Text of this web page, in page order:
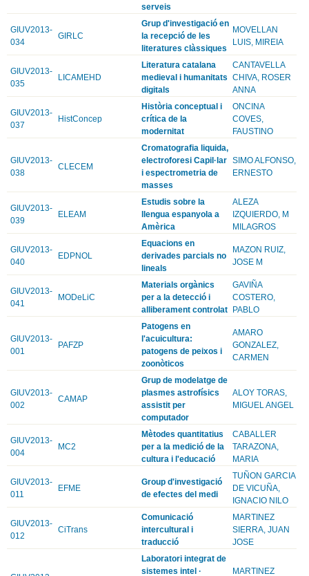
serveis
GIUV2013-
034
GIRLC
Grup d'investigació en
la recepció de les
literatures clàssiques
MOVELLAN
LUIS, MIREIA
GIUV2013-
035
LICAMEHD
Literatura catalana
medieval i humanitats
digitals
CANTAVELLA
CHIVA, ROSER
ANNA
GIUV2013-
037
HistConcep
Història conceptual i
crítica de la
modernitat
ONCINA
COVES,
FAUSTINO
GIUV2013-
038
CLECEM
Cromatografia liquida,
electroforesi Capil·lar
i espectrometria de
masses
SIMO ALFONSO,
ERNESTO
GIUV2013-
039
ELEAM
Estudis sobre la
llengua espanyola a
Amèrica
ALEZA
IZQUIERDO, M
MILAGROS
GIUV2013-
040
EDPNOL
Equacions en
derivades parcials no
lineals
MAZON RUIZ,
JOSE M
GIUV2013-
041
MODeLiC
Materials orgànics
per a la detecció i
alliberament controlat
GAVIÑA
COSTERO,
PABLO
GIUV2013-
001
PAFZP
Patogens en
l'acuicultura:
patogens de peixos i
zoonòticos
AMARO
GONZALEZ,
CARMEN
GIUV2013-
002
CAMAP
Grup de modelatge de
plasmes astrofísics
assistit per
computador
ALOY TORAS,
MIGUEL ANGEL
GIUV2013-
004
MC2
Mètodes quantitatius
per a la medició de la
cultura i l'educació
CABALLER
TARAZONA,
MARIA
GIUV2013-
011
EFME
Group d'investigació
de efectes del medi
TUÑON GARCIA
DE VICUÑA,
IGNACIO NILO
GIUV2013-
012
CiTrans
Comunicació
intercultural i
traducció
MARTINEZ
SIERRA, JUAN
JOSE
Laboratori integrat de
sistemes intel ·
MARTINEZ